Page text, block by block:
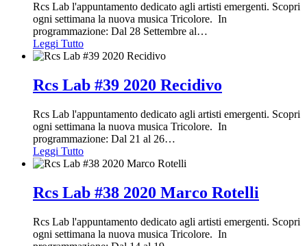
Rcs Lab l'appuntamento dedicato agli artisti emergenti. Scopri
ogni settimana la nuova musica Tricolore. In
programmazione: Dal 28 Settembre al…
Leggi Tutto
Rcs Lab #39 2020 Recidivo
Rcs Lab l'appuntamento dedicato agli artisti emergenti. Scopri
ogni settimana la nuova musica Tricolore. In
programmazione: Dal 21 al 26…
Leggi Tutto
Rcs Lab #38 2020 Marco Rotelli
Rcs Lab l'appuntamento dedicato agli artisti emergenti. Scopri
ogni settimana la nuova musica Tricolore. In